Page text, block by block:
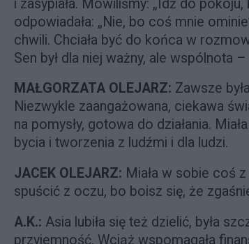
i zasypiała. Mówiliśmy: „Idź do
odpowiadała: „Nie, bo coś mnie
chwili. Chciała być do końca w
Sen był dla niej ważny, ale wspólnota
MAŁGORZATA OLEJARZ: Zawsze
Niezwykle zaangażowana, ciekawa
na pomysły, gotowa do działania.
bycia i tworzenia z ludźmi i dla ludzi.
JACEK OLEJARZ: Miała w sobie coś
spuścić z oczu, bo boisz się, że
A.K.: Asia lubiła się też dzielić, była
przyjemność. Wciąż wspomagała